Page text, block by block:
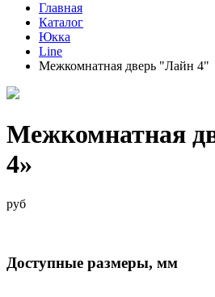
Главная
Каталог
Юкка
Line
Межкомнатная дверь "Лайн 4"
Межкомнатная
4»
руб
Доступные размеры, мм